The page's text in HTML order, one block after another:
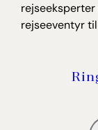
rejseeventyr til